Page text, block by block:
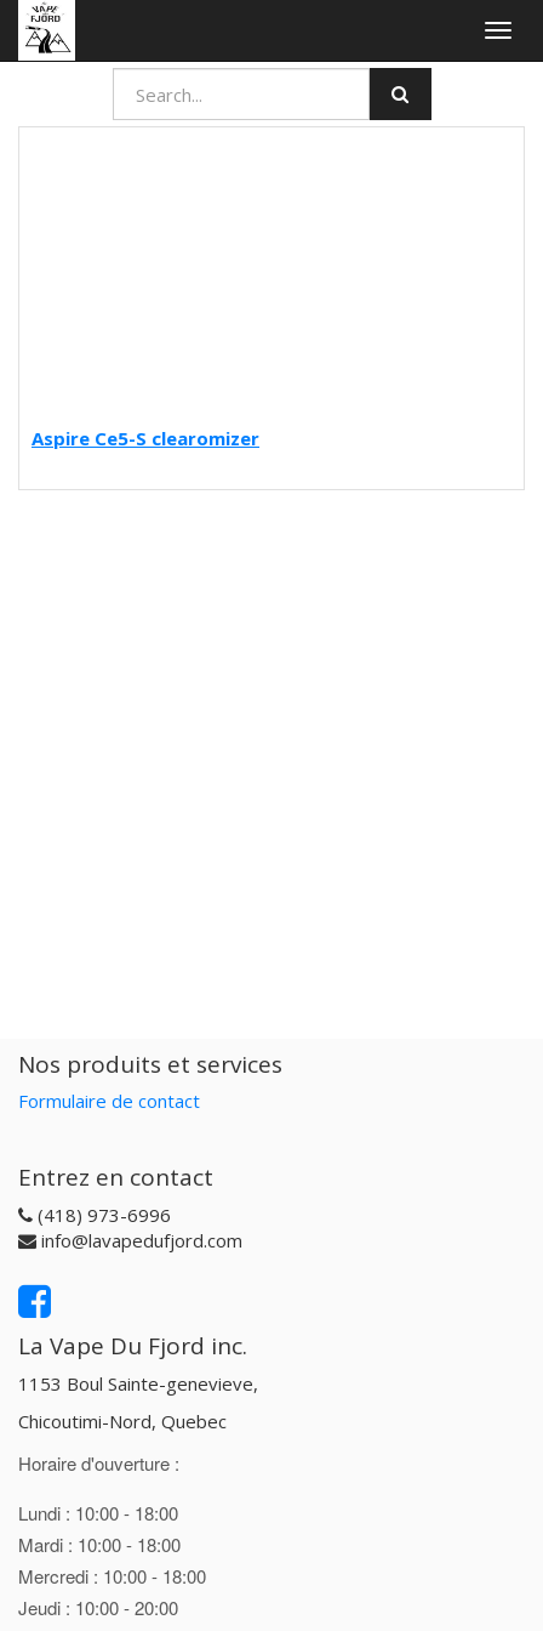
Aspire Ce5-S clearomizer
Nos produits et services
Formulaire de contact
Entrez en contact
(418) 973-6996
info@lavapedufjord.com
La Vape Du Fjord inc.
1153 Boul Sainte-genevieve,
Chicoutimi-Nord, Quebec
Horaire d'ouverture :
Lundi : 10:00 - 18:00
Mardi : 10:00 - 18:00
Mercredi : 10:00 - 18:00
Jeudi : 10:00 - 20:00